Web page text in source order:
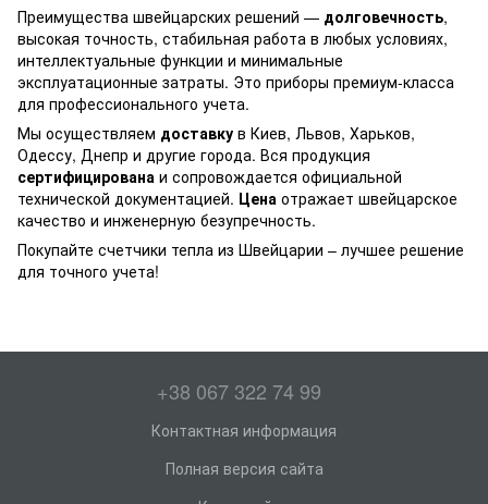
Преимущества швейцарских решений — долговечность,
высокая точность, стабильная работа в любых условиях,
интеллектуальные функции и минимальные
эксплуатационные затраты. Это приборы премиум-класса
для профессионального учета.
Мы осуществляем доставку в Киев, Львов, Харьков,
Одессу, Днепр и другие города. Вся продукция
сертифицирована и сопровождается официальной
технической документацией. Цена отражает швейцарское
качество и инженерную безупречность.
Покупайте счетчики тепла из Швейцарии – лучшее решение
для точного учета!
+38 067 322 74 99
Контактная информация
Полная версия сайта